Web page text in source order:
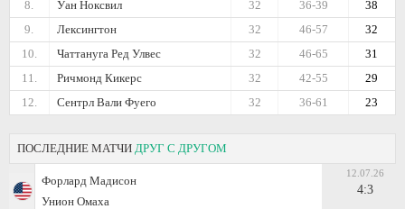
8.
Уан Ноксвил 38
36-39
32
9.
Лексингтон 32
46-57
32
10.
Чаттануга Ред Улвес 31
46-65
32
11.
Ричмонд Кикерс 29
42-55
32
12.
Сентрл Вали Фуего 23
36-61
32
ПОСЛЕДНИЕ МАТЧИ ДРУГ С ДРУГОМ
Форлард Мадисон
Унион Омаха
12.07.26
4:3